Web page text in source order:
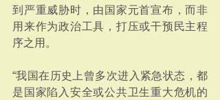
到严重威胁时，由国家元首宣布，而非
用来作为政治工具，打压或干预民主程
序之用。
“我国在历史上曾多次进入紧急状态，都
是国家陷入安全或公共卫生重大危机的